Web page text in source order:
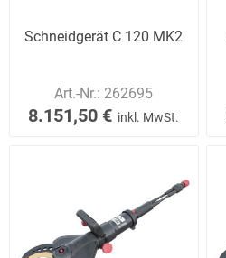
Schneidgerät C 120 MK2
Art.-Nr.: 262695
8.151,50 € inkl. MwSt.